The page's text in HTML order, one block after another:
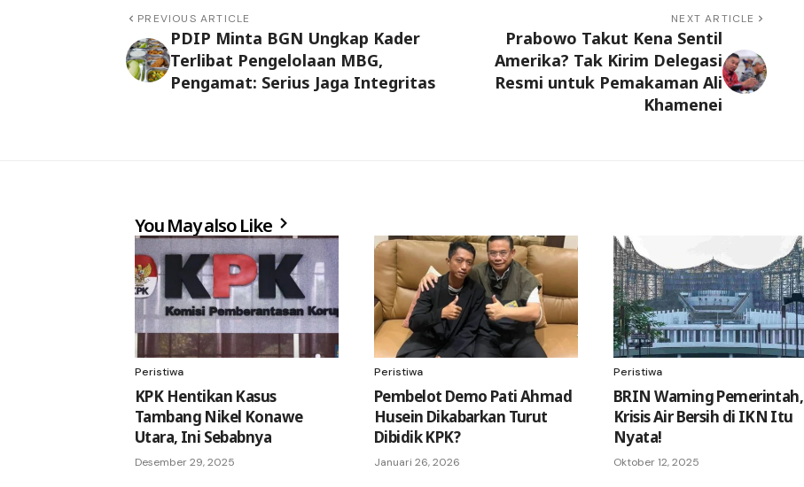
PREVIOUS ARTICLE
PDIP Minta BGN Ungkap Kader
Terlibat Pengelolaan MBG,
Pengamat: Serius Jaga Integritas
NEXT ARTICLE
Prabowo Takut Kena Sentil
Amerika? Tak Kirim Delegasi
Resmi untuk Pemakaman Ali
Khamenei
You May also Like
Peristiwa
KPK Hentikan Kasus
Tambang Nikel Konawe
Utara, Ini Sebabnya
Desember 29, 2025
Peristiwa
Pembelot Demo Pati Ahmad
Husein Dikabarkan Turut
Dibidik KPK?
Januari 26, 2026
Peristiwa
BRIN Warning Pemerintah,
Krisis Air Bersih di IKN Itu
Nyata!
Oktober 12, 2025